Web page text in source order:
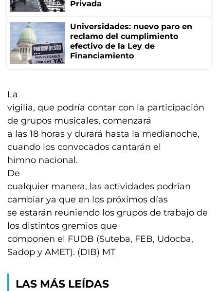
Privada
Universidades: nuevo paro en
reclamo del cumplimiento
efectivo de la Ley de
Financiamiento
La
vigilia, que podría contar con la participación
de grupos musicales, comenzará
a las 18 horas y durará hasta la medianoche,
cuando los convocados cantarán el
himno nacional.
De
cualquier manera, las actividades podrían
cambiar ya que en los próximos días
se estarán reuniendo los grupos de trabajo de
los distintos gremios que
componen el FUDB (Suteba, FEB, Udocba,
Sadop y AMET). (DIB) MT
LAS MÁS LEÍDAS